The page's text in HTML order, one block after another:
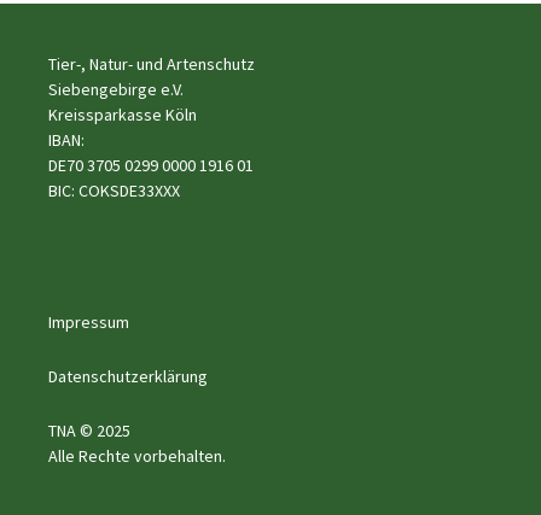
Tier-, Natur- und Artenschutz
Siebengebirge e.V.
Kreissparkasse Köln
IBAN:
DE70 3705 0299 0000 1916 01
BIC: COKSDE33XXX
Impressum
Datenschutzerklärung
TNA © 2025
Alle Rechte vorbehalten.